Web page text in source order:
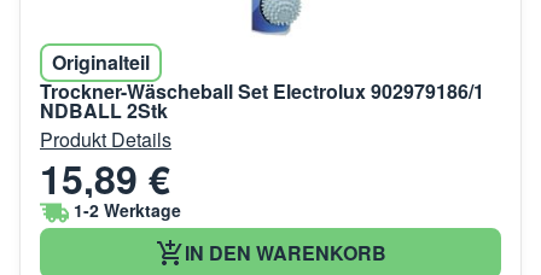
Originalteil
Trockner-Wäscheball Set Electrolux 902979186/1
NDBALL 2Stk
Produkt Details
15,89 €
1-2 Werktage
IN DEN WARENKORB